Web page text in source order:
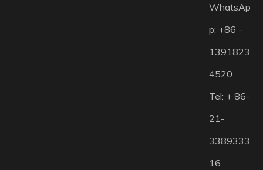
WhatsAp
p: +86 -
1391823
4520
Tel: + 86-
21-
3389333
16